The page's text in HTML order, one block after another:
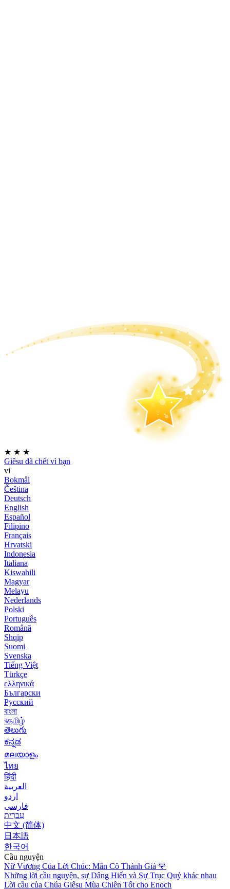
★ ★ ★
Giêsu đã chết vì bạn
vi
Bokmål
Čeština
Deutsch
English
Español
Filipino
Français
Hrvatski
Indonesia
Italiana
Kiswahili
Magyar
Melayu
Nederlands
Polski
Português
Română
Shqip
Suomi
Svenska
Tiếng Việt
Türkçe
ελληνικά
Български
Русский
বাংলা
বதமிழ்
తెలుగు
ಕನ್ನಡ
മലയാളം
ไทย
हिंदी
العربية
اردو
فارسی
עִברִית
中文 (简体)
日本語
한국어
Cầu nguyện
Nữ Vương Của Lời Chúc: Mân Cô Thánh Giá 🌹
Những lời cầu nguyện, sự Dâng Hiến và Sự Trục Quỷ khác nhau
Lời cầu của Chúa Giêsu Mùa Chiên Tốt cho Enoch